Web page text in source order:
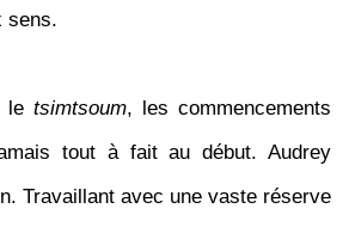
sens.
le tsimtsoum, les commencements
tout à fait au début. Audrey
Travaillant avec une vaste réserve